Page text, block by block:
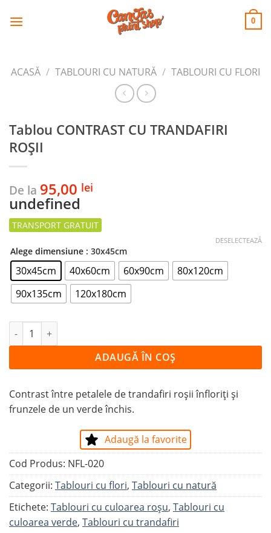
CANVAS
PRINT SHOP 0
ACASĂ / TABLOURI CU NATURĂ / TABLOURI CU FLORI
Tablou CONTRAST CU TRANDAFIRI
ROȘII
De la 95,00 lei
undefined
Alege dimensiune : 30x45cm
30x45cm 40x60cm 60x90cm
80x120cm
90x135cm
120x180cm
DESELECTEAZĂ
Cantitate Tablou CONTRAST CU TRANDAFIRI ROȘII
ADAUGĂ ÎN COȘ
Contrast între petalele de trandafiri roșii înfloriți și
frunzele de un verde închis.
Adaugă la favorite
Cod Produs: NFL-020
Categorii: Tablouri cu flori, Tablouri cu natură
Etichete: Tablouri cu culoarea roșu, Tablouri cu
culoarea verde, Tablouri cu trandafiri